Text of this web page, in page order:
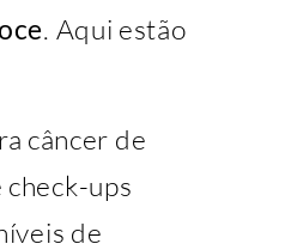
. Aqui estão
câncer de
check-ups
de